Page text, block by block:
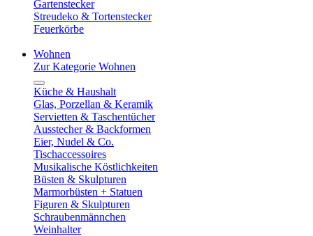
Gartenstecker
Streudeko & Tortenstecker
Feuerkörbe
Wohnen
Zur Kategorie Wohnen
Küche & Haushalt
Glas, Porzellan & Keramik
Servietten & Taschentücher
Ausstecher & Backformen
Eier, Nudel & Co.
Tischaccessoires
Musikalische Köstlichkeiten
Büsten & Skulpturen
Marmorbüsten + Statuen
Figuren & Skulpturen
Schraubenmännchen
Weinhalter